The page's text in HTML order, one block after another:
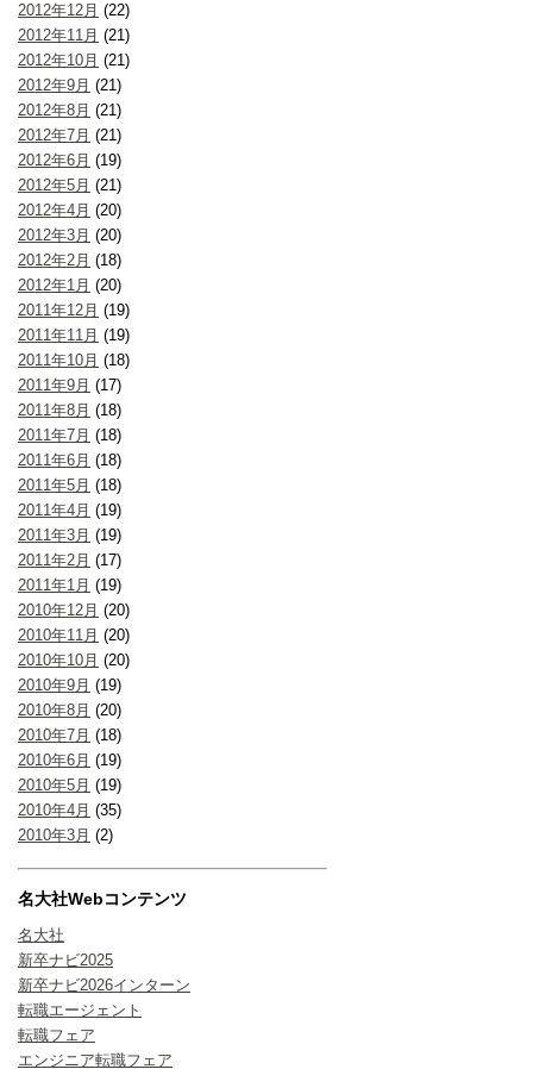
2012年12月 (22)
2012年11月 (21)
2012年10月 (21)
2012年9月 (21)
2012年8月 (21)
2012年7月 (21)
2012年6月 (19)
2012年5月 (21)
2012年4月 (20)
2012年3月 (20)
2012年2月 (18)
2012年1月 (20)
2011年12月 (19)
2011年11月 (19)
2011年10月 (18)
2011年9月 (17)
2011年8月 (18)
2011年7月 (18)
2011年6月 (18)
2011年5月 (18)
2011年4月 (19)
2011年3月 (19)
2011年2月 (17)
2011年1月 (19)
2010年12月 (20)
2010年11月 (20)
2010年10月 (20)
2010年9月 (19)
2010年8月 (20)
2010年7月 (18)
2010年6月 (19)
2010年5月 (19)
2010年4月 (35)
2010年3月 (2)
名大社Webコンテンツ
名大社
新卒ナビ2025
新卒ナビ2026インターン
転職エージェント
転職フェア
エンジニア転職フェア